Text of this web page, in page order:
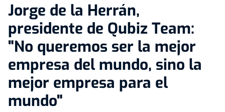
Jorge de la Herrán,
presidente de Qubiz Team:
"No queremos ser la mejor
empresa del mundo, sino la
mejor empresa para el
mundo"